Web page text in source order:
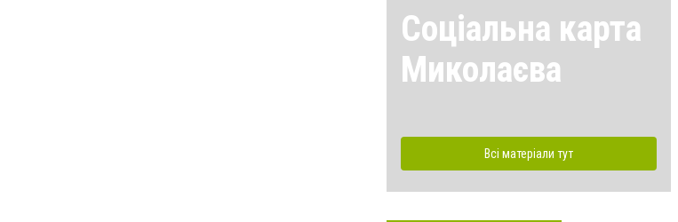
Соціальна карта
Миколаєва
Всі матеріали тут